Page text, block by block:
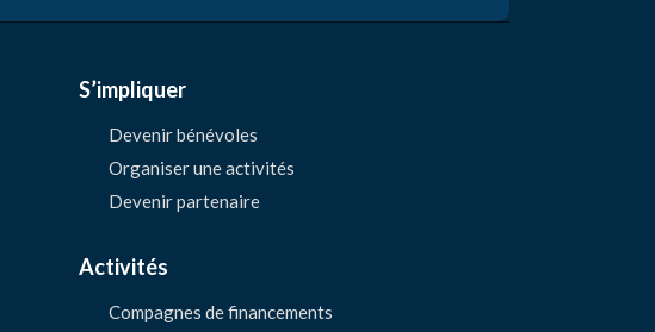
S’impliquer
Devenir bénévoles
Organiser une activités
Devenir partenaire
Activités
Compagnes de financements